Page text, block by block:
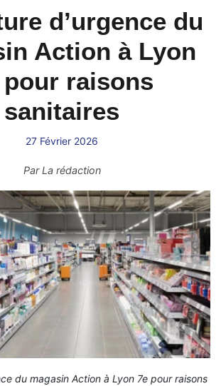
d’urgence du
Action à Lyon
pour raisons
sanitaires
27 Février 2026
ParLa rédaction
du magasin Action à Lyon 7e pour raisons